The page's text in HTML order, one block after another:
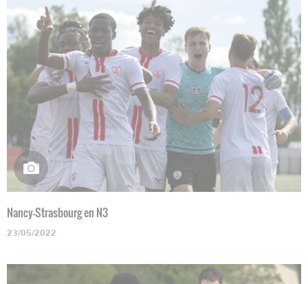
Nancy-Strasbourg en N3
23/05/2022